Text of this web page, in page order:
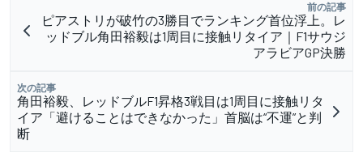
前の記事
ピアストリが破竹の3勝目でランキング首位浮上。レ
ッドブル角田裕毅は1周目に接触リタイア｜F1サウジ
アラビアGP決勝
次の記事
角田裕毅、レッドブルF1昇格3戦目は1周目に接触リタ
イア「避けることはできなかった」首脳は“不運”と判
断